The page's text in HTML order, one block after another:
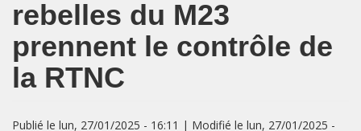
rebelles du M23
prennent le contrôle de
la RTNC
Publié le lun, 27/01/2025 - 16:11 | Modifié le lun, 27/01/2025 -